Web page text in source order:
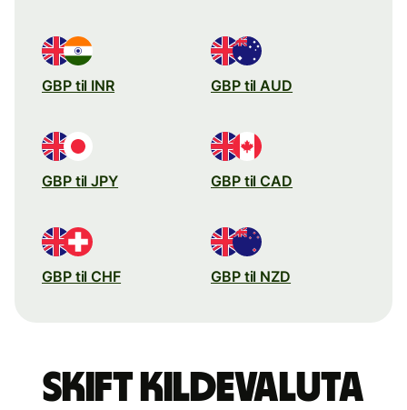
GBP til INR GBP til AUD
GBP til JPY GBP til CAD
GBP til CHF GBP til NZD
Skift kildevaluta